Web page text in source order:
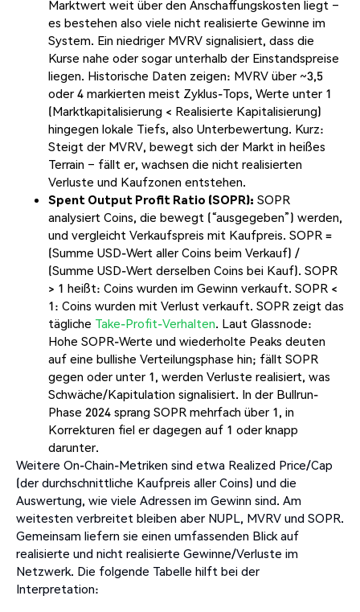
Marktwert weit über den Anschaffungskosten liegt –
es bestehen also viele nicht realisierte Gewinne im
System. Ein niedriger MVRV signalisiert, dass die
Kurse nahe oder sogar unterhalb der Einstandspreise
liegen. Historische Daten zeigen: MVRV über ~3,5
oder 4 markierten meist Zyklus-Tops, Werte unter 1
(Marktkapitalisierung < Realisierte Kapitalisierung)
hingegen lokale Tiefs, also Unterbewertung. Kurz:
Steigt der MVRV, bewegt sich der Markt in heißes
Terrain – fällt er, wachsen die nicht realisierten
Verluste und Kaufzonen entstehen.
Spent Output Profit Ratio (SOPR): SOPR
analysiert Coins, die bewegt (“ausgegeben”) werden,
und vergleicht Verkaufspreis mit Kaufpreis. SOPR =
(Summe USD-Wert aller Coins beim Verkauf) /
(Summe USD-Wert derselben Coins bei Kauf). SOPR
> 1 heißt: Coins wurden im Gewinn verkauft. SOPR <
1: Coins wurden mit Verlust verkauft. SOPR zeigt das
tägliche Take-Profit-Verhalten. Laut Glassnode:
Hohe SOPR-Werte und wiederholte Peaks deuten
auf eine bullishe Verteilungsphase hin; fällt SOPR
gegen oder unter 1, werden Verluste realisiert, was
Schwäche/Kapitulation signalisiert. In der Bullrun-
Phase 2024 sprang SOPR mehrfach über 1, in
Korrekturen fiel er dagegen auf 1 oder knapp
darunter.
Weitere On-Chain-Metriken sind etwa Realized Price/Cap
(der durchschnittliche Kaufpreis aller Coins) und die
Auswertung, wie viele Adressen im Gewinn sind. Am
weitesten verbreitet bleiben aber NUPL, MVRV und SOPR.
Gemeinsam liefern sie einen umfassenden Blick auf
realisierte und nicht realisierte Gewinne/Verluste im
Netzwerk. Die folgende Tabelle hilft bei der
Interpretation: